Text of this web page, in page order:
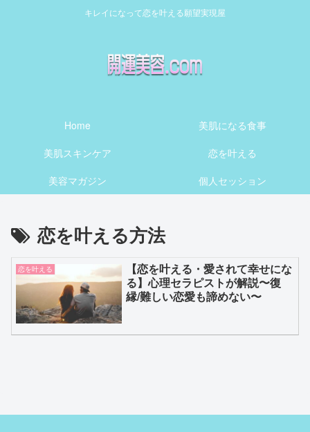
キレイになって恋を叶える願望実現屋
Home
美肌になる食事
美肌スキンケア
恋を叶える
美容マガジン
個人セッション
恋を叶える方法
恋を叶える
【恋を叶える・愛されて幸せにな
る】心理セラピストが解説〜復
縁/難しい恋愛も諦めない〜